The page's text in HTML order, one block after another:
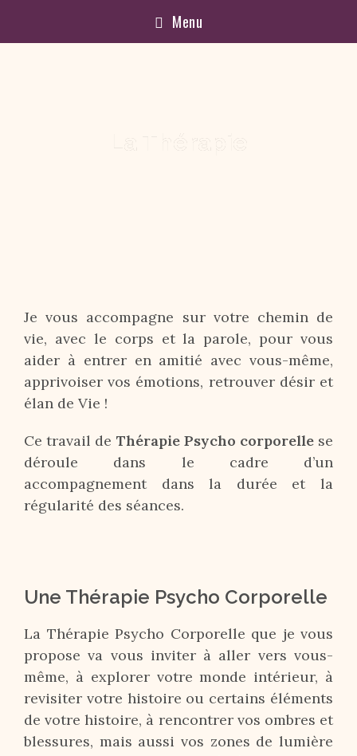
Menu
Je vous accompagne sur votre chemin de
vie, avec le corps et la parole, pour vous
aider à entrer en amitié avec vous-même,
apprivoiser vos émotions, retrouver désir et
élan de Vie !
Ce travail de Thérapie Psycho corporellese
déroule dans le cadre d’un
accompagnement dans la durée et la
régularité des séances.
Une Thérapie Psycho Corporelle
La Thérapie Psycho Corporelle que je vous
propose va vous inviter à aller vers vous-
même, à explorer votre monde intérieur, à
revisiter votre histoire ou certains éléments
de votre histoire, à rencontrer vos ombres et
blessures, mais aussi vos zones de lumière